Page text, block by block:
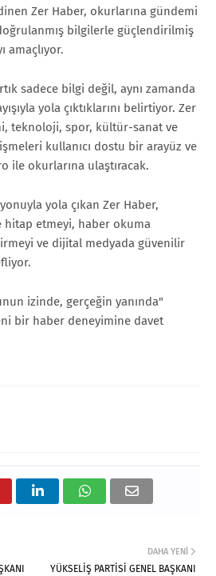
Zer Haber, okurlarına gündemi
bilgilerle güçlendirilmiş
amaçlıyor.
sadece bilgi değil, aynı zamanda
yola çıktıklarını belirtiyor. Zer
teknoloji, spor, kültür-sanat ve
kullanıcı dostu bir arayüz ve
ile okurlarına ulaştıracak.
yola çıkan Zer Haber,
etmeyi, haber okuma
ve dijital medyada güvenilir
izinde, gerçeğin yanında"
bir haber deneyimine davet
DAHA YENI
YÜKSELİŞ PARTİSİ GENEL BAŞKANI